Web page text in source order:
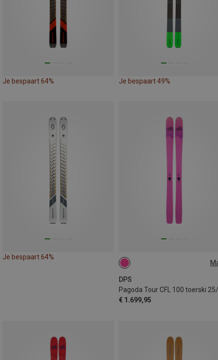
Je bespaart 64% Je bespaart 49%
Je bespaart 64%
DPS
Pagoda Tour CFL 100 toerski
€ 1.699,95
179CM